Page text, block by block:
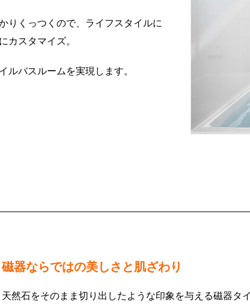
りくっつくので、ライフスタイルに
カスタマイズ。
ルバスルームを実現します。
磁器ならではの美しさと肌ざわり
天然石をそのまま切り出したような印象を与える磁器タ